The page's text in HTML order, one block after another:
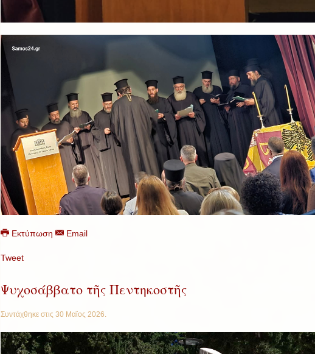
Εκτύπωση Email
Tweet
Ψυχοσάββατο τῆς Πεντηκοστῆς
Συντάχθηκε στις 30 Μαϊος 2026